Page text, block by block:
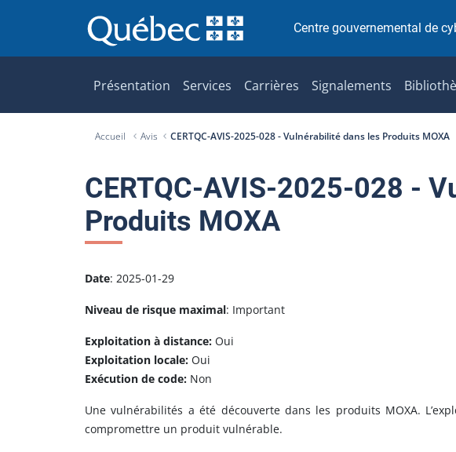
a
o
n
t
e
u
Centre gouvernemental de
Présentation Services Carrières Signalements
Accueil Avis CERTQC-AVIS-2025-028 - Vulnérabilité dans les Produits MOXA
CERTQC-AVIS-2025-028 -
Produits MOXA
Date: 2025-01-29
Niveau de risque maximal: Important
Exploitation à distance: Oui
Exploitation locale: Oui
Exécution de code: Non
Une vulnérabilités a été découverte dans les produits MOXA.
compromettre un produit vulnérable.